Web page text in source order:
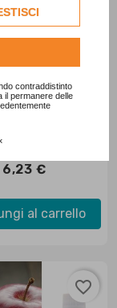
contraddistinto
il permanere delle
6,23 €
al carrello
favorite_border